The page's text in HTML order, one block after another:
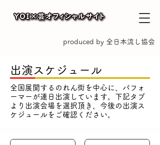
produced by 全日本流し協会
出演スケジュール
全国展開するのれん街を中心に、パフォ
ーマーが連日出演しています。​下記タブ
より出演会場を選択頂き、今後の出演ス
ケジュールをご確認ください。